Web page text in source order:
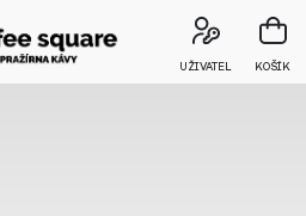
UŽIVATEL KOŠÍK